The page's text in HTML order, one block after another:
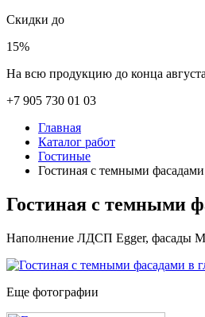
Скидки до
15%
На всю продукцию до конца августа
+7 905 730 01 03
Главная
Каталог работ
Гостиные
Гостиная с темными
Гостиная с темными
Наполнение ЛДСП Egger, фасады
Еще фотографии